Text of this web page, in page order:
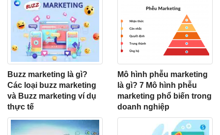
Buzz marketing là gì?
Các loại buzz marketing
và Buzz marketing ví dụ
thực tế
Mô hình phễu marketing
là gì? 7 Mô hình phễu
marketing phổ biến trong
doanh nghiệp